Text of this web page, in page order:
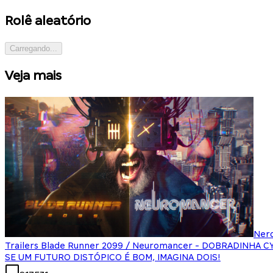
Rolê aleatório
Carregando...
Veja mais
Trailers Blade Runner 2099 / Neuromancer - DOBRADINHA
SE UM FUTURO DISTÓPICO É BOM, IMAGINA DOIS!